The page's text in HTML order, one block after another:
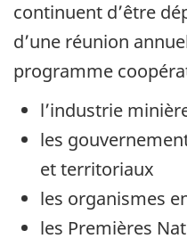
continuent d’être
d’une réunion
programme
l’industrie
les
et territoriaux
les organismes
les Premières